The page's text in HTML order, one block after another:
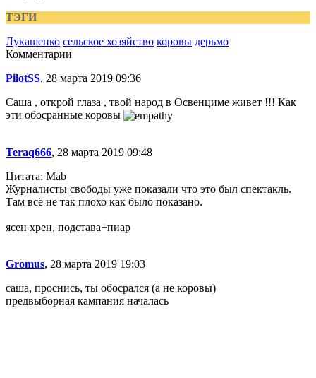
ТЭГИ
Лукашенко сельское хозяйство коровы дерьмо
Комментарии
PilotSS, 28 марта 2019 09:36
Саша , открой глаза , твой народ в Освенциме живет !!! Как
эти обосранные коровы
Teraq666, 28 марта 2019 09:48
Цитата: Mab
Журналисты свободы уже показали что это был спектакль.
Там всё не так плохо как было показано.
ясен хрен, подстава+пиар
Gromus, 28 марта 2019 19:03
саша, проснись, ты обосрался (а не коровы)
предвыборная кампания началась